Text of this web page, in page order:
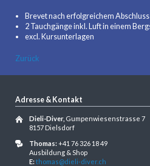
Brevet nach erfolgreichem Abschluss
2 Tauchgänge inkl. Luft in einem
excl. Kursunterlagen
Zurück
Adresse & Kontakt
Dieli-Diver, Gumpenwiesenstrasse 7
8157 Dielsdorf
Thomas:+41 76 326 18 49
Ausbildung & Shop
E:thomas@dieli-diver.ch